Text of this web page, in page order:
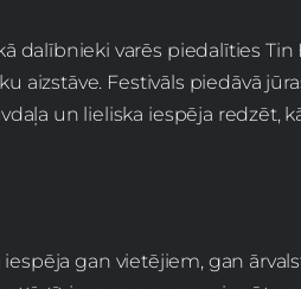
dalībnieki varēs piedalīties Tin
aizstāve. Festivāls piedāvā
un lieliska iespēja redzēt,
gan vietējiem, gan